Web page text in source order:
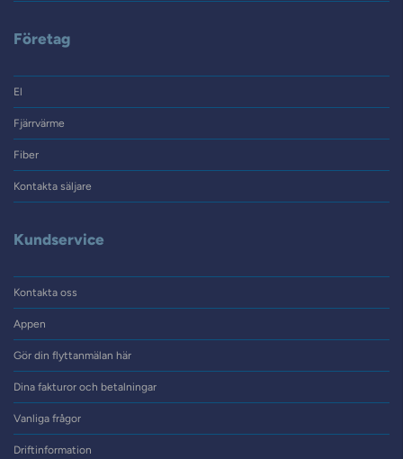
Företag
El
Fjärrvärme
Fiber
Kontakta säljare
Kundservice
Kontakta oss
Appen
Gör din flyttanmälan här
Dina fakturor och betalningar
Vanliga frågor
Driftinformation